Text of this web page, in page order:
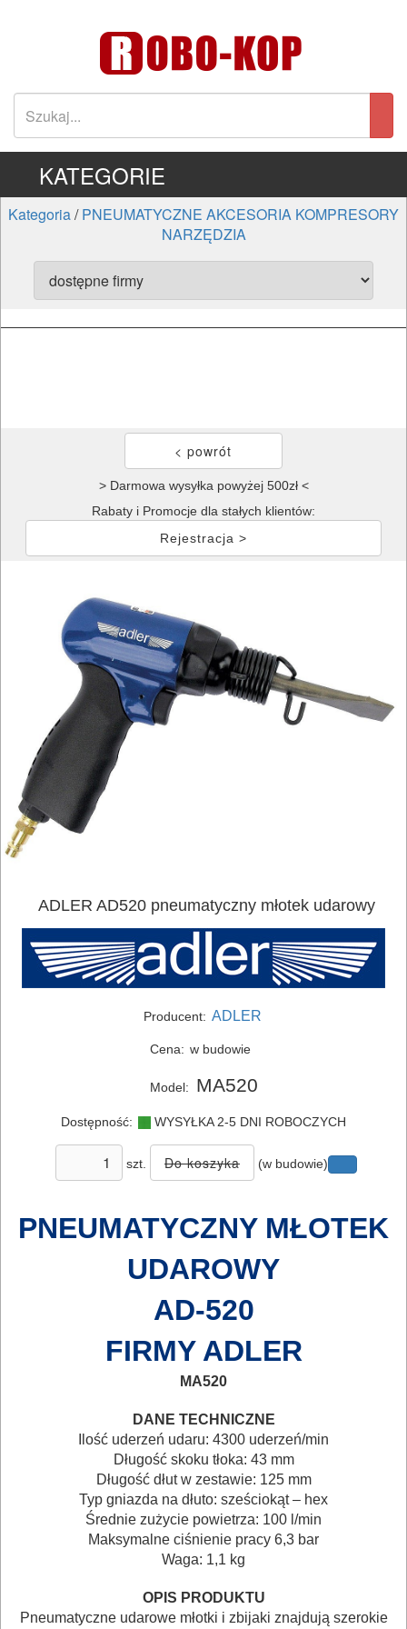
ELEKTRONARZĘDZIA
ELEKTRONARZĘDZIA
AKUMULATOROWE
OSPRZĘT
AKCESORIA
ELEKTRONARZĘDZI
MAGAZYNOWANIE
TRANSPORTOWANIE
POMIAROWE
NARZĘDZIA
BUDOWLANE
ELEKTRY..
AKCESORIA
KATEGORIE
Kategoria/PNEUMATYCZNE AKCESORIA KOMPRESORY
NARZĘDZIA
> Darmowa wysyłka powyżej 500zł <
Rabaty i Promocje dla stałych klientów:
Rejestracja >
ADLER AD520 pneumatyczny młotek udarowy
Producent: ADLER
Cena: w budowie
Model: MA520
Dostępność: WYSYŁKA 2-5 DNI ROBOCZYCH
szt. (w budowie)
PNEUMATYCZNY MŁOTEK
UDAROWY
AD-520
FIRMY ADLER
MA520
DANE TECHNICZNE
Ilość uderzeń udaru: 4300 uderzeń/min
Długość skoku tłoka: 43 mm
Długość dłut w zestawie: 125 mm
Typ gniazda na dłuto: sześciokąt – hex
Średnie zużycie powietrza: 100 l/min
Maksymalne ciśnienie pracy 6,3 bar
Waga: 1,1 kg
OPIS PRODUKTU
Pneumatyczne udarowe młotki i zbijaki znajdują szerokie